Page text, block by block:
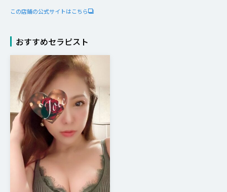
この店鋪の公式サイトはこちら
おすすめセラピスト